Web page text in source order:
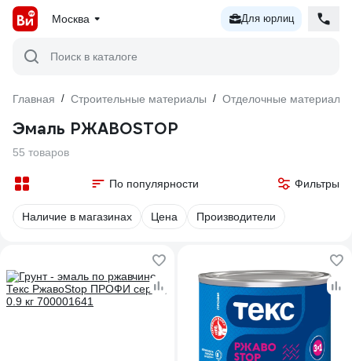
Москва Для юрлиц
Поиск в каталоге
Главная / Строительные материалы / Отделочные материалы
Эмаль РЖАВОSTOP
55 товаров
По популярности Фильтры
Наличие в магазинах Цена Производители